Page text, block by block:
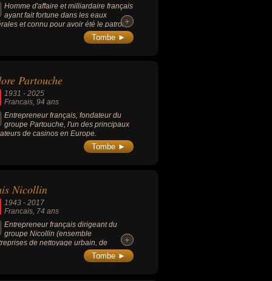
par exemple.
Homme d'affaire et milliardaire français
ayant fait fortune dans les eaux
et connu pour avoir été le patron+
+
Tombe ►
Partouche
1931 -2025
Francais, 94 ans
Entrepreneur français, fondateur du
groupe Partouche, l'un des principaux
de casinos en Europe.
Tombe ►
Nicollin
1943 -2017
Francais, 74 ans
Entrepreneur français dirigeant du
groupe Nicollin (ensemble
de nettoyage urbain, de
et de retraitement des déchets
et industriels), figure
+
+
Tombe ►